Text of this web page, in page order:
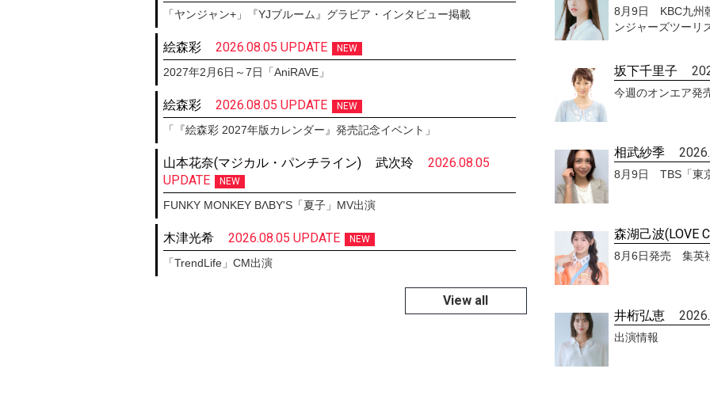
「ヤンジャン+」『YJブルーム』グラビア・インタビュー掲載
絵森彩 2026.08.05 UPDATE NEW
2027年2月6日～7日「AniRAVE」
絵森彩 2026.08.05 UPDATE NEW
「『絵森彩 2027年版カレンダー』発売記念イベント」
山本花奈(マジカル・パンチライン) 武次玲
2026.08.05
UPDATE
NEW
FUNKY MONKEY BΛBY'S「夏子」MV出演
木津光希 2026.08.05 UPDATE NEW
「TrendLife」CM出演
View all
8月9日 KBC九州
ンジャーズツーリ
坂下千里子
今週のオンエア発
相武紗季
8月9日 TBS「東
森湖己波(LOVE
8月6日発売 集英
井桁弘恵
出演情報